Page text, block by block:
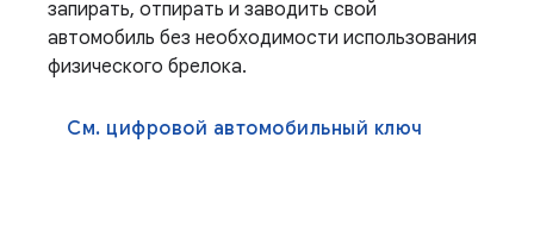
запирать, отпирать и заводить свой
автомобиль без необходимости использования
физического брелока.
См. цифровой автомобильный ключ